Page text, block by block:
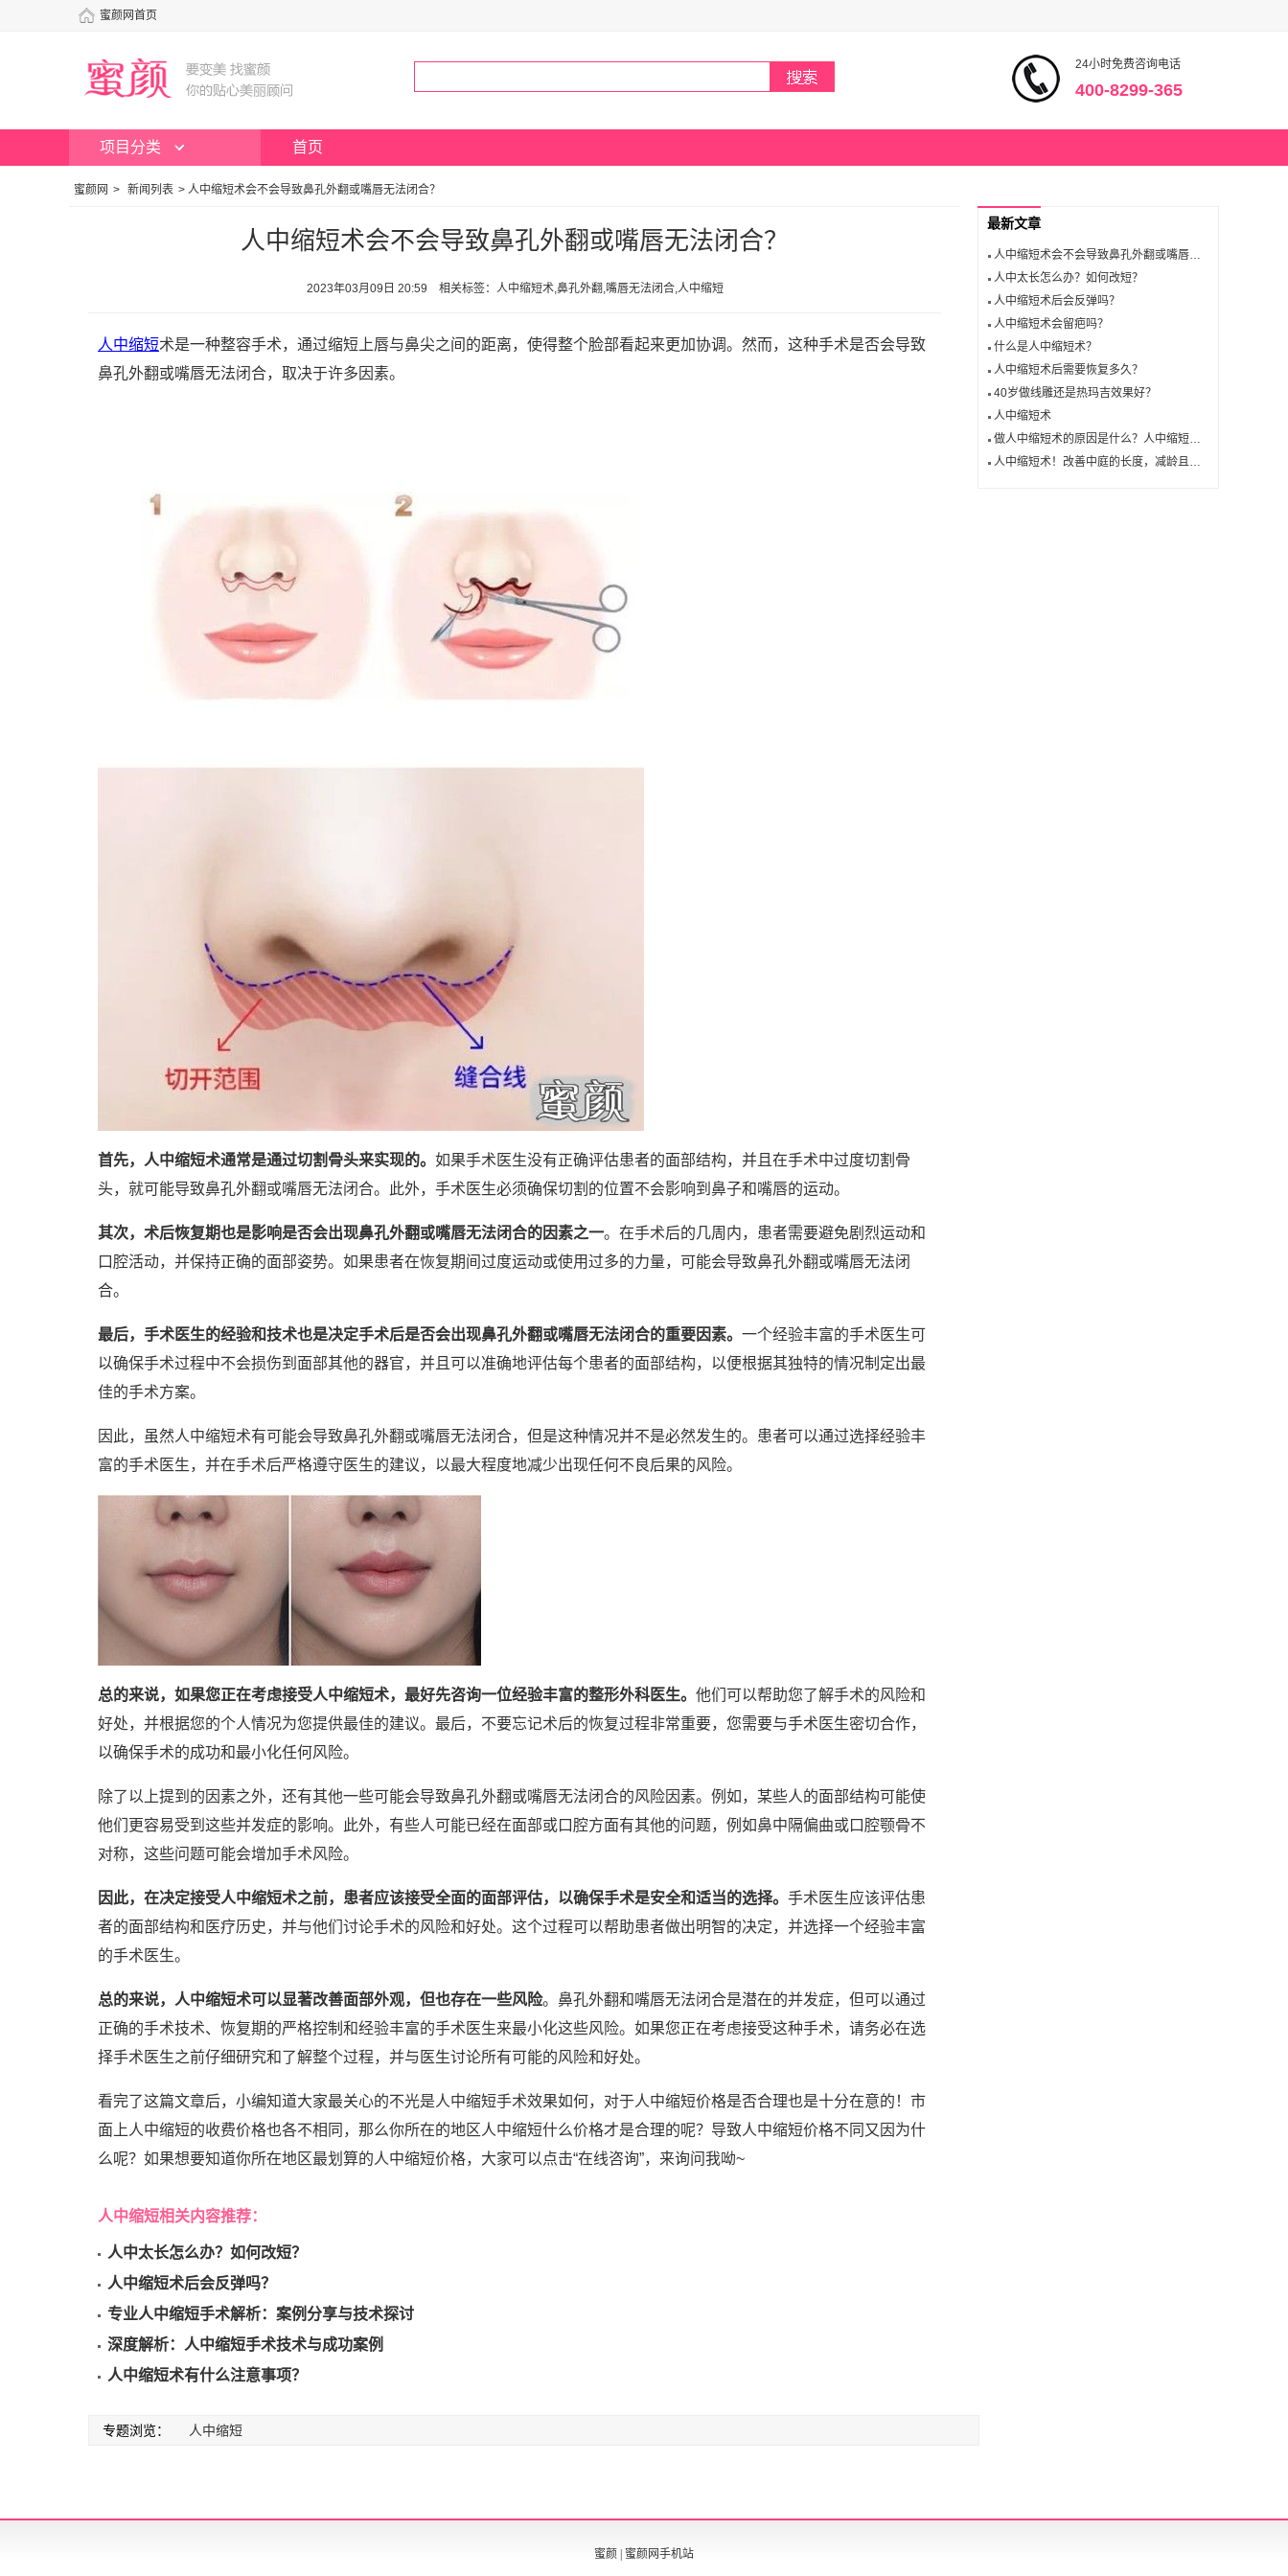
蜜颜网首页
24小时免费咨询电话
400-8299-365
项目分类 首页
蜜颜网 > 新闻列表 > 人中缩短术会不会导致鼻孔外翻或嘴唇无法闭合？
人中缩短术会不会导致鼻孔外翻或嘴唇无法闭合？
2023年03月09日 20:59 相关标签：人中缩短术,鼻孔外翻,嘴唇无法闭合,人中缩短
人中缩短术是一种整容手术，通过缩短上唇与鼻尖之间的距离，使得整个脸部看起来更加协调。然而，这种手术是否会导致
鼻孔外翻或嘴唇无法闭合，取决于许多因素。
首先，人中缩短术通常是通过切割骨头来实现的。 如果手术医生没有正确评估患者的面部结构，并且在手术中过度切割骨
头，就可能导致鼻孔外翻或嘴唇无法闭合。此外，手术医生必须确保切割的位置不会影响到鼻子和嘴唇的运动。
其次，术后恢复期也是影响是否会出现鼻孔外翻或嘴唇无法闭合的因素之一。在手术后的几周内，患者需要避免剧烈运动和
口腔活动，并保持正确的面部姿势。如果患者在恢复期间过度运动或使用过多的力量，可能会导致鼻孔外翻或嘴唇无法闭
合。
最后，手术医生的经验和技术也是决定手术后是否会出现鼻孔外翻或嘴唇无法闭合的重要因素。 一个经验丰富的手术医生可
以确保手术过程中不会损伤到面部其他的器官，并且可以准确地评估每个患者的面部结构，以便根据其独特的情况制定出最
佳的手术方案。
因此，虽然人中缩短术有可能会导致鼻孔外翻或嘴唇无法闭合，但是这种情况并不是必然发生的。患者可以通过选择经验丰
富的手术医生，并在手术后严格遵守医生的建议，以最大程度地减少出现任何不良后果的风险。
总的来说，如果您正在考虑接受人中缩短术，最好先咨询一位经验丰富的整形外科医生。 他们可以帮助您了解手术的风险和
好处，并根据您的个人情况为您提供最佳的建议。最后，不要忘记术后的恢复过程非常重要，您需要与手术医生密切合作，
以确保手术的成功和最小化任何风险。
除了以上提到的因素之外，还有其他一些可能会导致鼻孔外翻或嘴唇无法闭合的风险因素。例如，某些人的面部结构可能使
他们更容易受到这些并发症的影响。此外，有些人可能已经在面部或口腔方面有其他的问题，例如鼻中隔偏曲或口腔颚骨不
对称，这些问题可能会增加手术风险。
因此，在决定接受人中缩短术之前，患者应该接受全面的面部评估，以确保手术是安全和适当的选择。 手术医生应该评估患
者的面部结构和医疗历史，并与他们讨论手术的风险和好处。这个过程可以帮助患者做出明智的决定，并选择一个经验丰富
的手术医生。
总的来说，人中缩短术可以显著改善面部外观，但也存在一些风险。鼻孔外翻和嘴唇无法闭合是潜在的并发症，但可以通过
正确的手术技术、恢复期的严格控制和经验丰富的手术医生来最小化这些风险。如果您正在考虑接受这种手术，请务必在选
择手术医生之前仔细研究和了解整个过程，并与医生讨论所有可能的风险和好处。
看完了这篇文章后，小编知道大家最关心的不光是人中缩短手术效果如何，对于人中缩短价格是否合理也是十分在意的！市
面上人中缩短的收费价格也各不相同，那么你所在的地区人中缩短什么价格才是合理的呢？导致人中缩短价格不同又因为什
么呢？如果想要知道你所在地区最划算的人中缩短价格，大家可以点击“在线咨询”，来询问我呦~
人中缩短相关内容推荐：
人中太长怎么办？如何改短？
人中缩短术后会反弹吗？
专业人中缩短手术解析：案例分享与技术探讨
深度解析：人中缩短手术技术与成功案例
人中缩短术有什么注意事项？
专题浏览： 人中缩短
最新文章
人中缩短术会不会导致鼻孔外翻或嘴唇无法闭合？
人中太长怎么办？如何改短？
人中缩短术后会反弹吗？
人中缩短术会留疤吗？
什么是人中缩短术？
人中缩短术后需要恢复多久？
40岁做线雕还是热玛吉效果好？
人中缩短术
做人中缩短术的原因是什么？人中缩短的3种方法
人中缩短术！改善中庭的长度，减龄且改善面相的整形，你的人中“美”吗？
蜜颜 蜜颜网手机站